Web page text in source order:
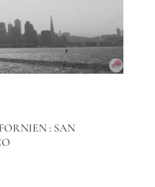
: SAN